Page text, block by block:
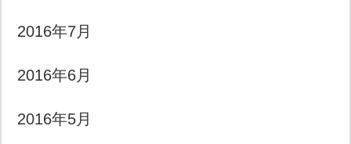
2016年7月
2016年6月
2016年5月